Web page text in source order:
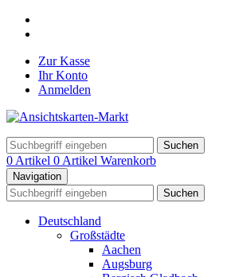
Zur Kasse
Ihr Konto
Anmelden
Suchen
0 Artikel 0 Artikel Warenkorb
Navigation
Suchen
Deutschland
Großstädte
Aachen
Augsburg